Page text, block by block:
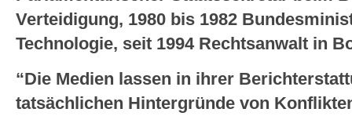
Verteidigung, 1980 bis 1982
Technologie, seit 1994 Rechtsanwalt in
“Die Medien lassen in ihrer
tatsächlichen Hintergründe von